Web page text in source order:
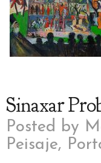
Sinaxar
Posted by
Peisaje,